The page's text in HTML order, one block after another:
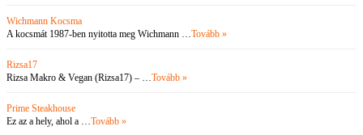
Wichmann Kocsma
A kocsmát 1987-ben nyitotta meg Wichmann …Tovább »
Rizsa17
Rizsa Makro & Vegan (Rizsa17) – …Tovább »
Prime Steakhouse
Ez az a hely, ahol a …Tovább »